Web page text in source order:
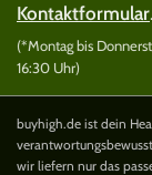
Kontaktformular.
(*Montag bis
16:30 Uhr)
buyhigh.de ist dein
wir liefern nur das